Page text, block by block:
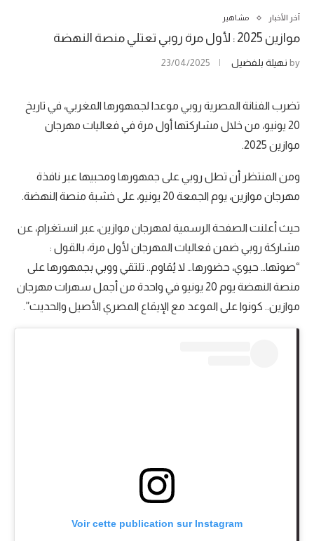
آخر الأخبار مشاهير
موازين 2025 : لأول مرة روبي تعتلي منصة النهضة
by نهيلة بلفضيل 23/04/2025
تضرب الفنانة المصرية روبي موعدا لجمهورها المغربي، في تاريخ
20 يونيو، من خلال مشاركتها أول مرة في فعاليات مهرجان
موازين 2025.
ومن المنتظر أن تطل روبي على جمهورها ومحبيها عبر نافذة
مهرجان موازين، يوم الجمعة 20 يونيو، على خشبة منصة النهضة.
حيث أعلنت الصفحة الرسمية لمهرجان موازين، عبر انستغرام، عن
مشاركة روبي ضمن فعاليات المهرجان لأول مرة، بالقول :
“صوتها… حيوي، حضورها… لا يُقاوم.. تلتقي ووبي بجمهورها على
منصة النهضة يوم 20 يونيو في واحدة من أجمل سهرات مهرجان
موازين.. كونوا على الموعد مع الإيقاع المصري الأصيل والحديث”.
Voir cette publication sur Instagram